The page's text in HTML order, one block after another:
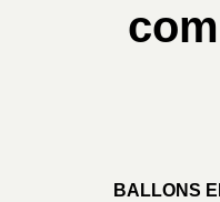
BALLONS